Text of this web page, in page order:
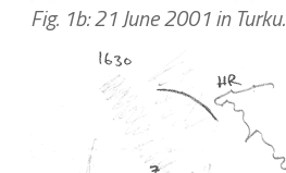
Fig. 1b: 21 June 2001 in Turku.